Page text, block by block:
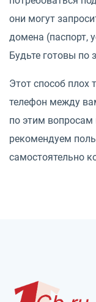
они могут
домена (паспорт,
Будьте готовы по
Этот способ плох
телефон между
по этим
рекомендуем
самостоятельно